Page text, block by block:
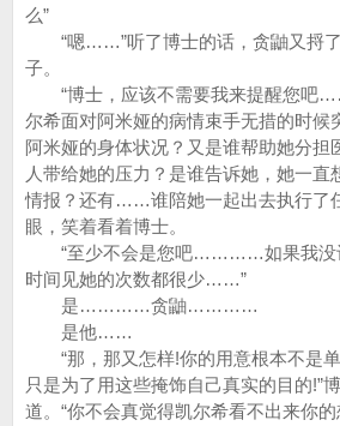
么”
“嗯……”听了博士的话，贪鼬又捋了
子。
“博士，应该不需要我来提醒您吧
尔希面对阿米娅的病情束手无措的时候
阿米娅的身体状况？又是谁帮助她分担
人带给她的压力？是谁告诉她，她一直
情报？还有……谁陪她一起出去执行了
眼，笑着看着博士。
“至少不会是您吧…………如果我没
时间见她的次数都很少……”
是…………贪鼬…………
是他……
“那，那又怎样!你的用意根本不是单
只是为了用这些掩饰自己真实的目的!”
道。“你不会真觉得凯尔希看不出来你的